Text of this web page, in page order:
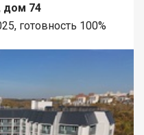
дом 74
готовность 100%